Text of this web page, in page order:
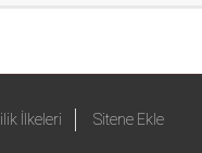
İlkeleri Sitene Ekle